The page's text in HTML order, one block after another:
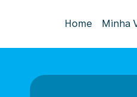
Home Minha